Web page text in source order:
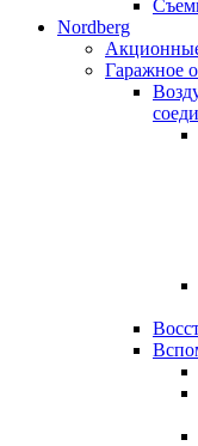
Nordberg
Гаражное